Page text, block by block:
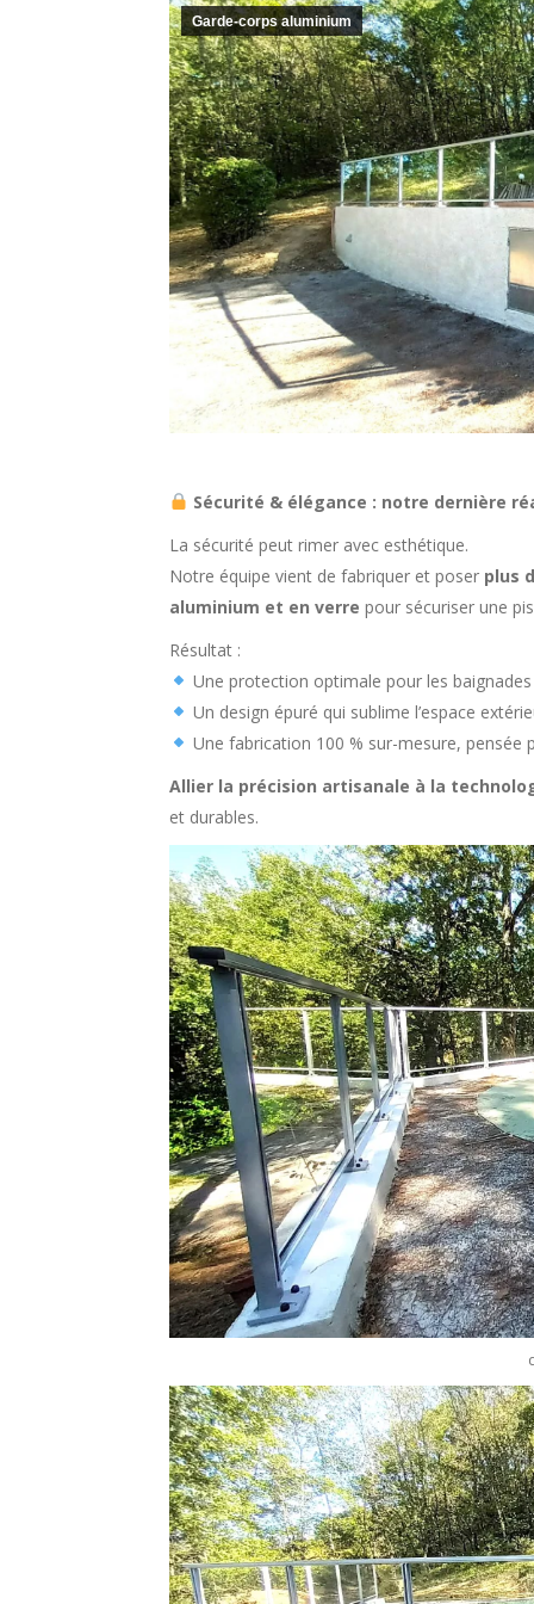
Garde-corps aluminium
Sécurité & élégance : notre dernière
La sécurité peut rimer avec esthétique.
Notre équipe vient de fabriquer et poser plus
aluminium et en verre pour sécuriser une
Résultat :
Une protection optimale pour les
Un design épuré qui sublime l’espace
Une fabrication 100 % sur-mesure, pensée
Allier la précision artisanale à la
et durables.